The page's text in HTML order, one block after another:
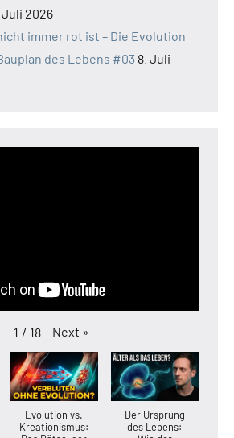
Juli 2026
immer rot ist – Die Evolution
des Lebens #03 8. Juli
1 / 18 Next »
Evolution vs.
Kreationismus:
Der Ursprung
des Lebens: